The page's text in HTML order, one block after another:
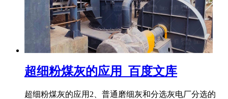
超细粉煤灰的应用_百度文库
超细粉煤灰的应用2、普通磨细灰和分选灰电厂分选的